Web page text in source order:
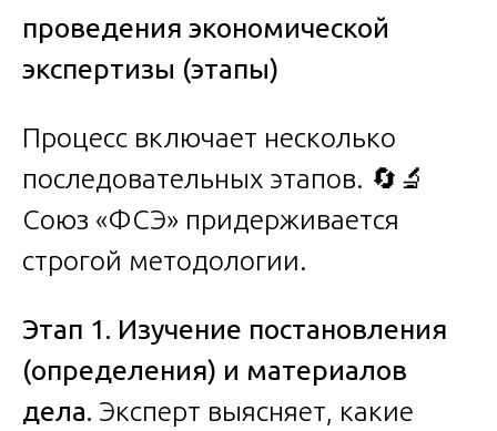
проведения экономической
экспертизы (этапы)
Процесс включает несколько
последовательных этапов. 🔄🔬
Союз «ФСЭ» придерживается
строгой методологии.
Этап 1. Изучение постановления
(определения) и материалов
дела. Эксперт выясняет, какие